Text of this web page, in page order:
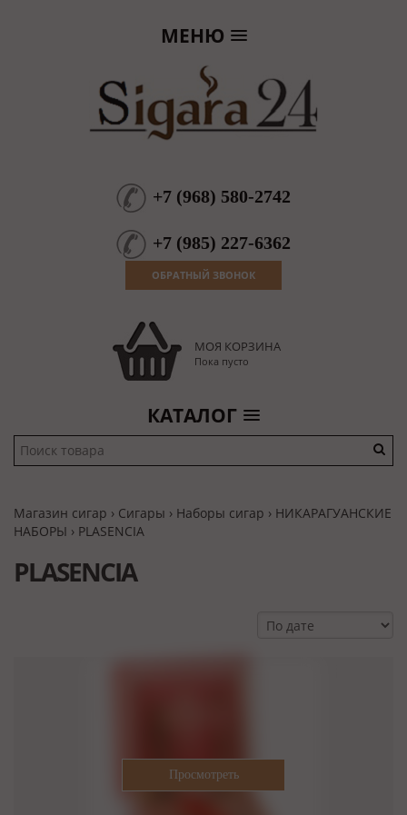
МЕНЮ
+7 (968) 580-2742
+7 (985) 227-6362
ОБРАТНЫЙ ЗВОНОК
МОЯ КОРЗИНА
Пока пусто
КАТАЛОГ
Магазин сигар › Сигары › Наборы сигар › НИКАРАГУАНСКИЕ
НАБОРЫ › PLASENCIA
PLASENCIA